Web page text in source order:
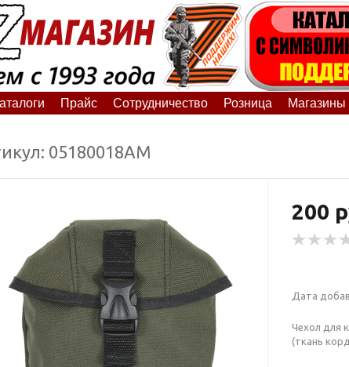
Прайс Сотрудничество Розница
05180018АМ
200
Дата
Чехол для
(ткань